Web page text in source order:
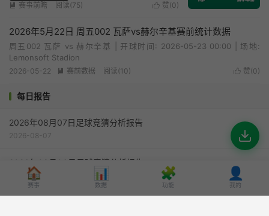
 赞(0)
 赛事前瞻 阅读(75)
2026年5月22日 周五002 瓦萨vs赫尔辛基赛前统计数据
周五002 瓦萨 vs 赫尔辛基 | 开球时间: 2026-05-23 00:00 | 场地:
Lemonsoft Stadion
 赞(0)
2026-05-22  赛前数据 阅读(10)
每日报告
2026年08月07日足球竞猜分析报告
2026-08-07
2026年08月06日足球竞猜分析报告
2026-08-06
🏠
赛事
📊
数据
🧩
功能
👤
我的